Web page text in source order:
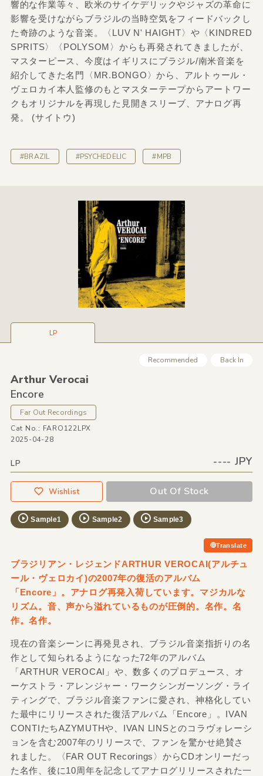
響的な作業等々、欧米のサイケデリックやジャズの革命に
影響を受けながらブラジルの当時空気をフィードバックし
た奇跡のような音楽。〈LUV N' HAIGHT〉や〈KINDRED
SPRITS〉〈POLYSOM〉からも再発されてきましたが、
マスターピース、今度はイギリスにブラジル/南米音楽を
紹介してきた名門〈MR.BONGO〉から、アルトゥール・
ヴェロカイ本人監修のもとマスターテープからアートワー
クもオリジナルを再現した見開きスリーブ、アナログ再
発。 (サイトウ)
#BRAZIL #PSYCHEDELIC #MPB
LP
Recommended Back In
Arthur Verocai
Encore
Far Out Recordings
Cat No.: FARO122LPX
2025-04-28
LP ---- JPY
Wishlist Out Of Stock
Sample1 Sample2 Sample3
Translate
ブラジリアン・レジェンドARTHUR VEROCAI(アルチュ
ール・ヴェロカイ)の2007年の復活のアルバム
「Encore」。アナログ再発入荷しています。マジカルな
リズム。音、声から溢れているものが圧倒的。名作。名
作。名作。
現在の音楽シーンに再発見され、ブラジル音楽指折りの名
作として知られるようになった72年のアルバム
「ARTHUR VEROCAI」や、数多くのプロデュース、オ
ーケストラ・アレンジャー・ワークシンガーソング・ライ
ティングで、ブラジル音楽ファンに愛され、神格化してい
た最中にリリースされた復活アルバム「Encore」。IVAN
CONTIたちAZYMUTHや、IVAN LINSとのコラヴォレーシ
ョンを含む2007年のリリースで、ファンを驚かせ絶賛さ
れました。〈FAR OUT Recorings〉からCDオンリーだっ
た名作、後に10周年を記念してアナログリリースされた一